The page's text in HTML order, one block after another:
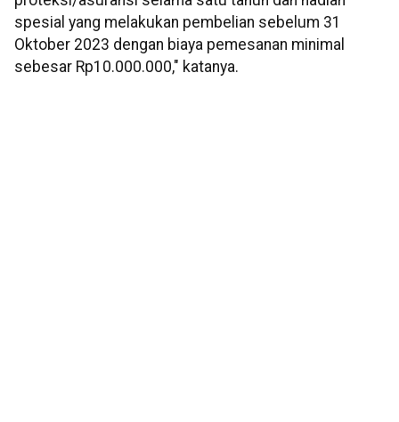
spesial yang melakukan pembelian sebelum 31
Oktober 2023 dengan biaya pemesanan minimal
sebesar Rp10.000.000," katanya.